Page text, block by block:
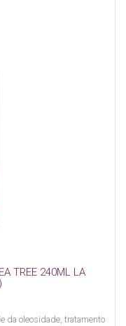
TREE 240ML LA
da oleosidade, tratamento